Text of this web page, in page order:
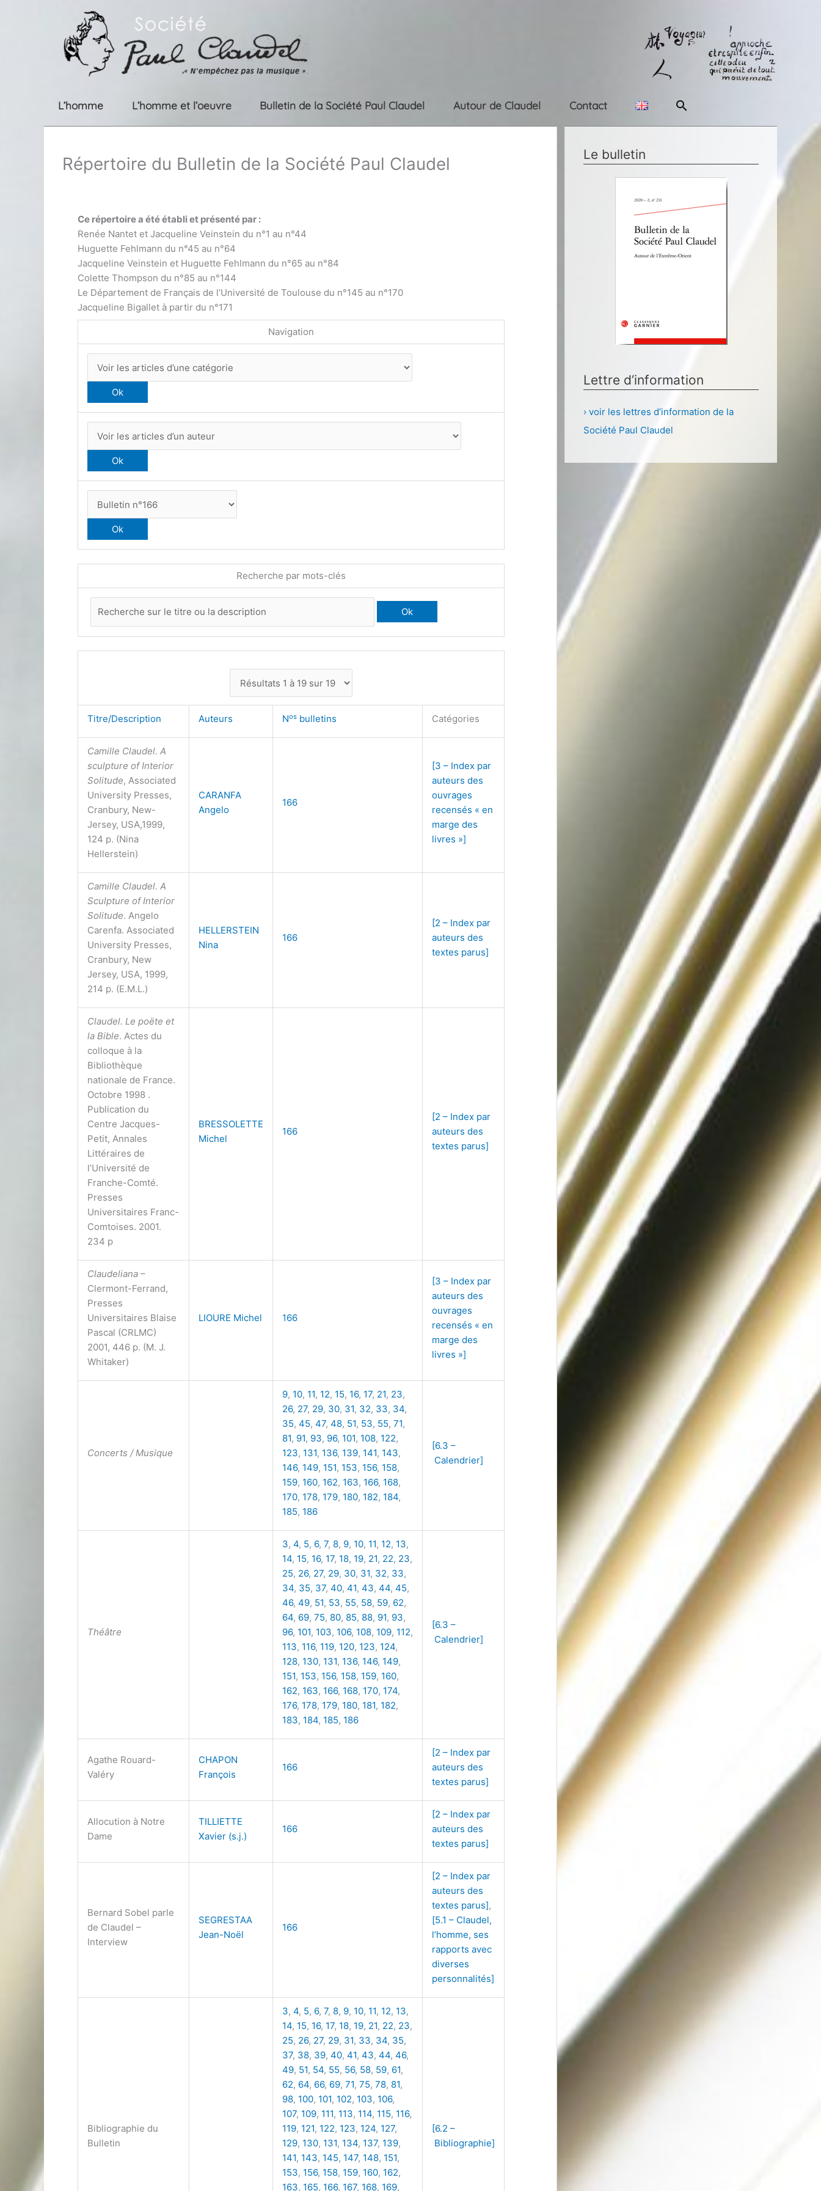
L’homme L’homme et l’oeuvre Bulletin de la Société Paul Claudel Autour de Claudel Contact Rechercher
Répertoire du Bulletin de la Société Paul Claudel
Ce répertoire a été établi et présenté par :
Renée Nantet et Jacqueline Veinstein du n°1 au n°44
Huguette Fehlmann du n°45 au n°64
Jacqueline Veinstein et Huguette Fehlmann du n°65 au n°84
Colette Thompson du n°85 au n°144
Le Département de Français de l’Université de Toulouse du n°145 au n°170
Jacqueline Bigallet à partir du n°171
Navigation
Recherche par mots-clés
Titre/Description Auteurs Nos bulletins Catégories
Camille Claudel. A
sculpture of Interior
Solitude, Associated
University Presses,
Cranbury, New-
Jersey, USA,1999,
124 p. (Nina
Hellerstein)
CARANFA
Angelo
166
[3 – Index par
auteurs des
ouvrages
recensés « en
marge des
livres »]
Camille Claudel. A
Sculpture of Interior
Solitude. Angelo
Carenfa. Associated
University Presses,
Cranbury, New
Jersey, USA, 1999,
214 p. (E.M.L.)
HELLERSTEIN
Nina
166
[2 – Index par
auteurs des
textes parus]
Claudel. Le poëte et
la Bible. Actes du
colloque à la
Bibliothèque
nationale de France.
Octobre 1998 .
Publication du
Centre Jacques-
Petit, Annales
Littéraires de
l’Université de
Franche-Comté.
Presses
Universitaires Franc-
Comtoises. 2001.
234 p
BRESSOLETTE
Michel
166
[2 – Index par
auteurs des
textes parus]
Claudeliana –
Clermont-Ferrand,
Presses
Universitaires Blaise
Pascal (CRLMC)
2001, 446 p. (M. J.
Whitaker)
LIOURE Michel 166
[3 – Index par
auteurs des
ouvrages
recensés « en
marge des
livres »]
Concerts / Musique
9, 10, 11, 12, 15, 16, 17, 21, 23,
26, 27, 29, 30, 31, 32, 33, 34,
35, 45, 47, 48, 51, 53, 55, 71,
81, 91, 93, 96, 101, 108, 122,
123, 131, 136, 139, 141, 143,
146, 149, 151, 153, 156, 158,
159, 160, 162, 163, 166, 168,
170, 178, 179, 180, 182, 184,
185, 186
[6.3 –
Calendrier]
Théâtre
3, 4, 5, 6, 7, 8, 9, 10, 11, 12, 13,
14, 15, 16, 17, 18, 19, 21, 22, 23,
25, 26, 27, 29, 30, 31, 32, 33,
34, 35, 37, 40, 41, 43, 44, 45,
46, 49, 51, 53, 55, 58, 59, 62,
64, 69, 75, 80, 85, 88, 91, 93,
96, 101, 103, 106, 108, 109, 112,
113, 116, 119, 120, 123, 124,
128, 130, 131, 136, 146, 149,
151, 153, 156, 158, 159, 160,
162, 163, 166, 168, 170, 174,
176, 178, 179, 180, 181, 182,
183, 184, 185, 186
[6.3 –
Calendrier]
Agathe Rouard-
Valéry
CHAPON
François
166
[2 – Index par
auteurs des
textes parus]
Allocution à Notre
Dame
TILLIETTE
Xavier (s.j.)
166
[2 – Index par
auteurs des
textes parus]
Bernard Sobel parle
de Claudel –
Interview
SEGRESTAA
Jean-Noël
166
[2 – Index par
auteurs des
textes parus],
[5.1 – Claudel,
l’homme, ses
rapports avec
diverses
personnalités]
Bibliographie du
Bulletin
3, 4, 5, 6, 7, 8, 9, 10, 11, 12, 13,
14, 15, 16, 17, 18, 19, 21, 22, 23,
25, 26, 27, 29, 31, 33, 34, 35,
37, 38, 39, 40, 41, 43, 44, 46,
49, 51, 54, 55, 56, 58, 59, 61,
62, 64, 66, 69, 71, 75, 78, 81,
98, 100, 101, 102, 103, 106,
107, 109, 111, 113, 114, 115, 116,
119, 121, 122, 123, 124, 127,
129, 130, 131, 134, 137, 139,
141, 143, 145, 147, 148, 151,
153, 156, 158, 159, 160, 162,
163, 165, 166, 167, 168, 169,
[6.2 –
Bibliographie]
Le bulletin
Lettre d’information
› voir les lettres d’information de la
Société Paul Claudel